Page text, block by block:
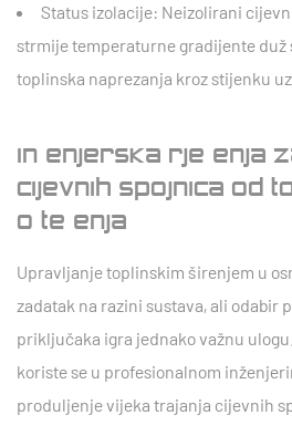
Status izolacije: Neizolirani
strmije temperaturne gradijente duž
toplinska naprezanja kroz stijenku
Inženjerska rješenja
cijevnih spojnica od
oštećenja
Upravljanje toplinskim širenjem u
zadatak na razini sustava, ali odabir
priključaka igra jednako važnu
koriste se u profesionalnom
produljenje vijeka trajanja cijevnih